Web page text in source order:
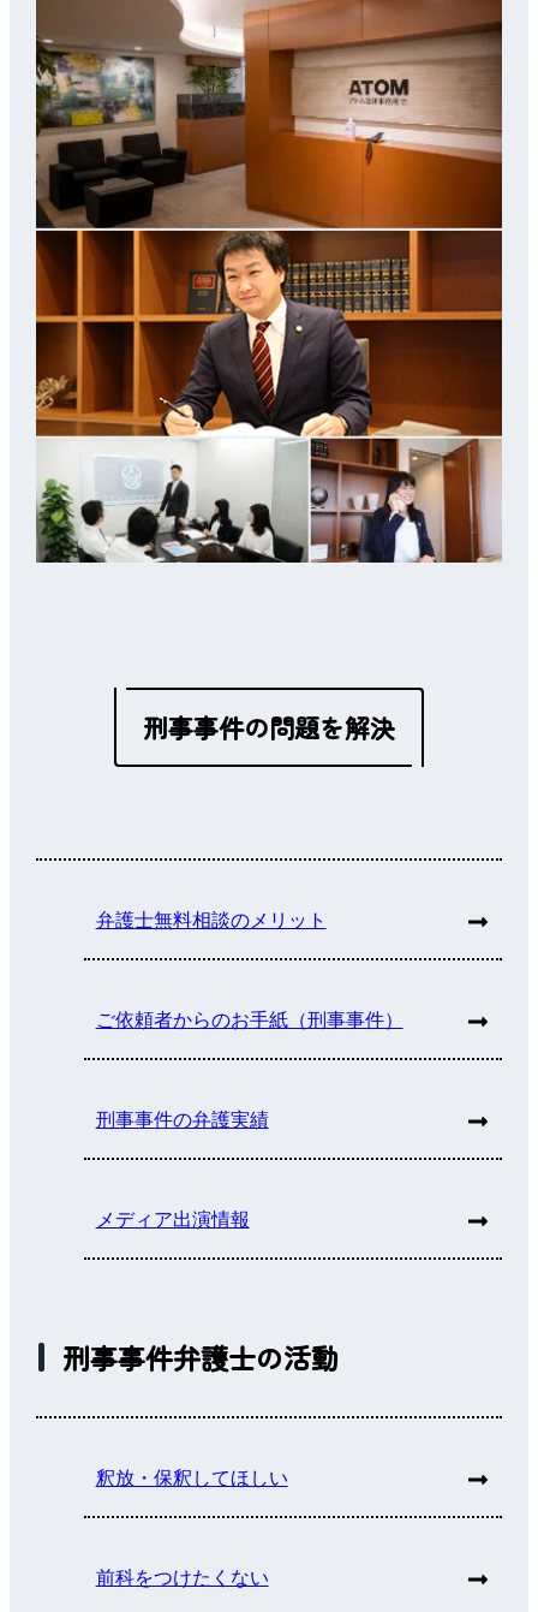
刑事事件の問題を解決
弁護士無料相談のメリット
ご依頼者からのお手紙（刑事事件）
刑事事件の弁護実績
メディア出演情報
刑事事件弁護士の活動
釈放・保釈してほしい
前科をつけたくない